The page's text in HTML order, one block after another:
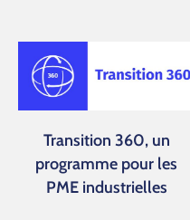
Transition 360, un
programme pour les
PME industrielles